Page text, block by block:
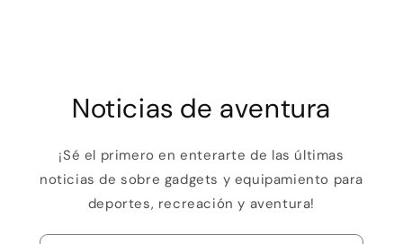
Noticias de aventura
¡Sé el primero en enterarte de las últimas
noticias de sobre gadgets y equipamiento para
deportes, recreación y aventura!